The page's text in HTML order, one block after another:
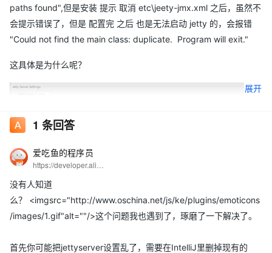
paths found",但是安装 提示 取消 etc\jeety-jmx.xml 之后，虽然不
会提示错误了，但是 配置完 之后 也是无法启动 jetty 的，会报错
"Could not find the main class: duplicate. Program will exit."
这具体是为什么呢？
取消选择 etc\jetty-jxm.xml之后 启动 会报错，而不取消根本无法
展开
1 条回答
爱吃鱼的程序员
没有人知道
么？ <imgsrc="http://www.oschina.net/js/ke/plugins/emoticons
/images/1.gif"alt=""/>这个问题我也遇到了，琢磨了一下解决了。
首先你可能把jettyserver设置乱了，需要在IntelliJ里删掉现有的